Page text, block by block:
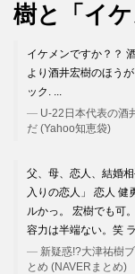
樹と「イケ
イケメンですか？？
より酒井宏樹のほう
ック. ...
U-22日本代表の酒
だ (Yahoo知恵袋)
父、母、恋人、結婚
入りの恋人」 恋人
ルかっ。 宏樹でも可
容力は半端ない。笑 ラ
新疑惑!?大津祐樹
とめ (NAVERまとめ)